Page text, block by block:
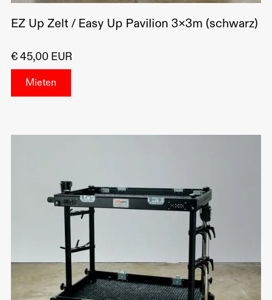
EZ Up Zelt / Easy Up Pavilion 3x3m (schwarz)
€ 45,00 EUR